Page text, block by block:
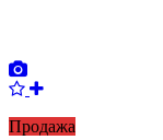
Продажа